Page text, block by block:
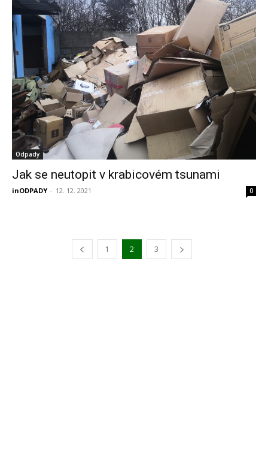
Odpady
Jak se neutopit v krabicovém tsunami
inODPADY - 12. 12. 2021 0
1 2 3